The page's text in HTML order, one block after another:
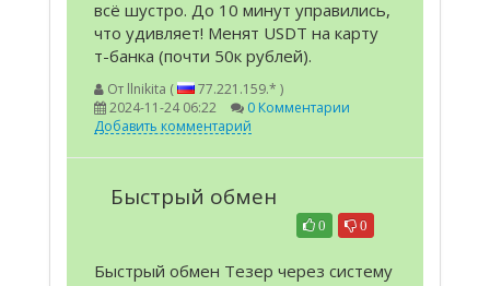
всё шустро. До 10 минут управились,
что удивляет! Менят USDT на карту
т-банка (почти 50к рублей).
От llnikita (
77.221.159.* )
2024-11-24 06:22
0 Комментарии
Добавить комментарий
Быстрый обмен
0
0
Быстрый обмен Тезер через систему